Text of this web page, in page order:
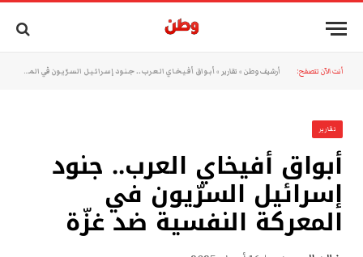
أنت الآن تتصفح: أرشيف وطن » تقارير » أبواق أفيخاي العرب.. جنود إسرائيل السرّيون في المعركة النفسية ضد غزّة
تقارير
أبواق أفيخاي العرب.. جنود
إسرائيل السرّيون في
المعركة النفسية ضد غزّة